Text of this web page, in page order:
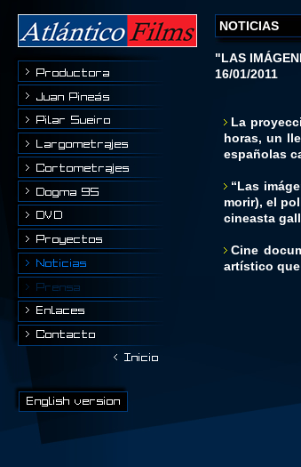
NOTICIAS
"LAS
16/01/2011
La
horas, un
españolas
“Las
morir), el
cineasta
Cine
artístico